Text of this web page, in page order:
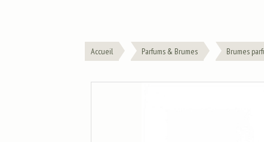
Accueil Parfums & Brumes Brumes